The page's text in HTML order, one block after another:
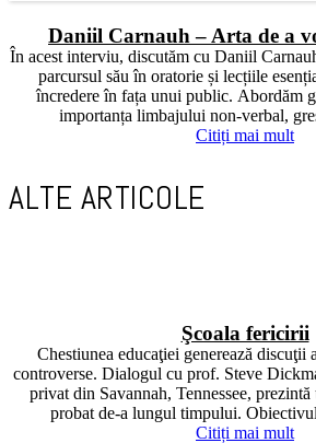
Daniil Carnauh – Arta de a
În acest interviu, discutăm cu Daniil
parcursul său în oratorie și lecțiile
încredere în fața unui public. Abordăm
importanța limbajului non-verbal,
Citiți mai mult
ALTE ARTICOLE
Şcoala fericirii
Chestiunea educaţiei generează discuţii
controverse. Dialogul cu prof. Steve
privat din Savannah, Tennessee,
probat de-a lungul timpului.
Citiți mai mult